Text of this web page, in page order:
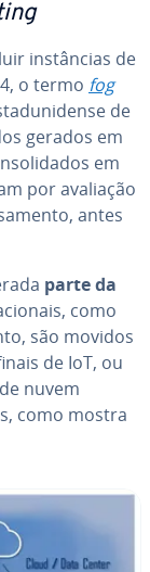
ins­tân­cias de
o termo fog
de
gerados em
em
por avaliação
antes
parte da
como
são movidos
de IoT, ou
nuvem
como mostra